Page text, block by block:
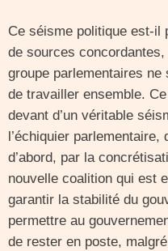
Ce séisme politique est-il
de sources
groupe parlementaires ne
de travailler ensemble.
devant d’un véritable
l’échiquier
d’abord, par la
nouvelle coalition qui est
garantir la stabilité du
permettre au
de rester en poste,